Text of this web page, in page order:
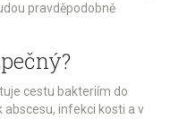
pravděpodobně
cestu bakteriím do
abscesu, infekci kosti a v